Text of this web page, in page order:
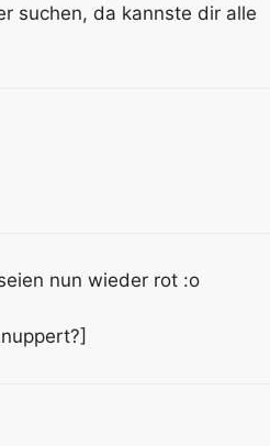
suchen, da kannste dir alle
nun wieder rot :o